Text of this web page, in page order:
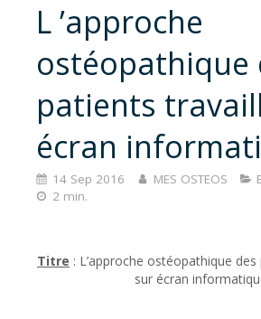
​L ’approche
ostéopathique
patients
écran
14 Sep 2016 MES OSTEOS
2 min.
Titre : L’approche ostéopathique
sur écran